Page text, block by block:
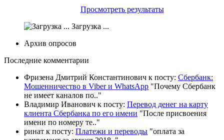
Просмотреть результаты
Загрузка ...
Архив опросов
Последние комментарии
Фризена Дмитрий Константинович к посту: Сбербанк:
Мошенничество в Viber и WhatsApp "Почему Сбербанк
не имеет каналов по.."
Владимир Иванович к посту: Перевод денег на карту
клиента Сбербанка по его имени "После присвоения
имени по номеру те.."
ринат к посту: Платежи и переводы "оплата за